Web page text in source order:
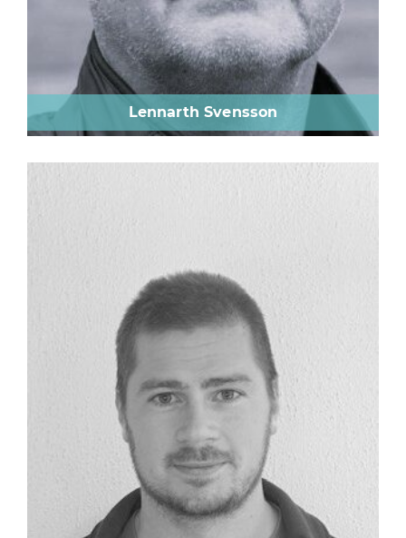
Lennarth Svensson